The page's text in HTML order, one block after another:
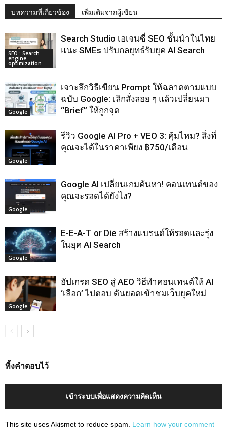
บทความที่เกี่ยวข้อง เพิ่มเติมจากผู้เขียน
SEO : Search
engine
optimization
Search Studio เอเจนซี่ SEO ชั้นนําในไทย
แนะ SMEs ปรับกลยุทธ์รับยุค AI Search
Google
เจาะลึกวิธีเขียน Prompt ให้ฉลาดตามแบบ
ฉบับ Google: เลิกสั่งลอย ๆ แล้วเปลี่ยนมา
“Brief” ให้ถูกจุด
Google
รีวิว Google AI Pro + VEO 3: คุ้มไหม? สิ่งที่
คุณจะได้ในราคาเพียง ฿750/เดือน
Google
Google AI เปลี่ยนเกมค้นหา! คอนเทนต์ของ
คุณจะรอดได้ยังไง?
Google
E-E-A-T or Die สร้างแบรนด์ให้รอดและรุ่ง
ในยุค AI Search
Google
อัปเกรด SEO สู่ AEO วิธีทำคอนเทนต์ให้ AI
‘เลือก’ ไปตอบ ดันยอดเข้าชมเว็บยุคใหม่
ทิ้งคำตอบไว้
เข้าระบบเพื่อแสดงความคิดเห็น
This site uses Akismet to reduce spam. Learn how your comment